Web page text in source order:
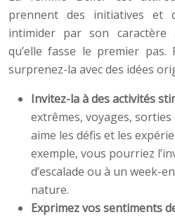
prennent des initiatives et
intimider par son caractère
qu’elle fasse le premier
surprenez-la avec des idées
Invitez-la à des activités
extrêmes, voyages,
aime les défis et les
exemple, vous pourriez
d’escalade ou à un week-
nature.
Exprimez vos sentiments